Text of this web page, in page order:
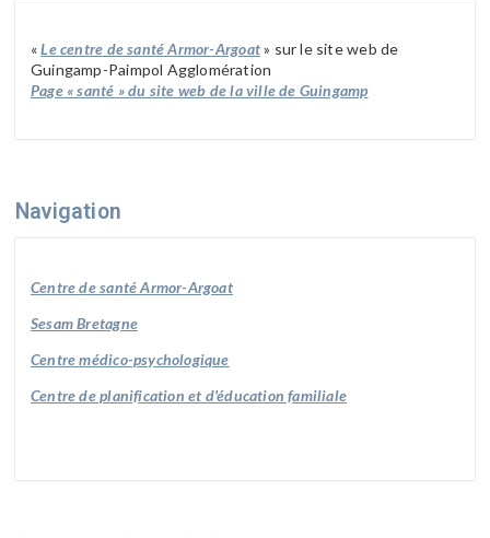
«Le centre de santé Armor-Argoat» sur le site web de
Guingamp-Paimpol Agglomération
Page « santé » du site web de la ville de Guingamp
Navigation
Centre de santé Armor-Argoat
Sesam Bretagne
Centre médico-psychologique
Centre de planification et d'éducation familiale